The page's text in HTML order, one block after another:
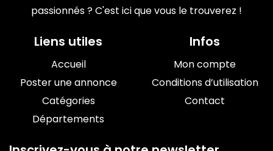
passionnés ? C'est ici que vous le trouverez !
Liens utiles
Accueil
Poster une annonce
Catégories
Départements
Infos
Mon compte
Conditions d’utilisation
Contact